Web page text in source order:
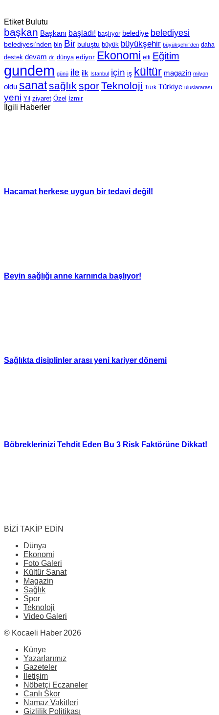
Etiket Bulutu
başkan Başkanı başladı! başlıyor belediye belediyesi
belediyesi’nden bin Bir buluştu büyük büyükşehir büyükşehir’den daha
destek devam dr. dünya ediyor Ekonomi etti Eğitim
gundem günü ile ilk Istanbul için iş kültür magazin milyon
oldu sanatsağlık sporTeknoloji Türk Türkiye uluslararası
yeni Yıl ziyaret Özel İzmir
İlgili Haberler
Hacamat herkese uygun bir tedavi değil!
Beyin sağlığı anne karnında başlıyor!
Sağlıkta disiplinler arası yeni kariyer dönemi
Böbreklerinizi Tehdit Eden Bu 3 Risk Faktörüne Dikkat!
BİZİ TAKİP EDİN
Dünya
Ekonomi
Foto Galeri
Kültür Sanat
Magazin
Sağlık
Spor
Teknoloji
Video Galeri
© Kocaeli Haber 2026
Künye
Yazarlarımız
Gazeteler
İletişim
Nöbetçi Eczaneler
Canlı Skor
Namaz Vakitleri
Gizlilik Politikası